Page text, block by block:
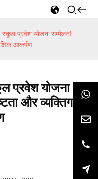
प्रवेश योजना सम्मेलन!
आकर्षण
प्रवेश योजना
और व्यक्तिगत